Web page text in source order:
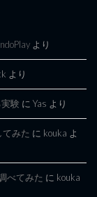
より
より
験 に Yas より
みた に kouka よ
べてみた に kouka